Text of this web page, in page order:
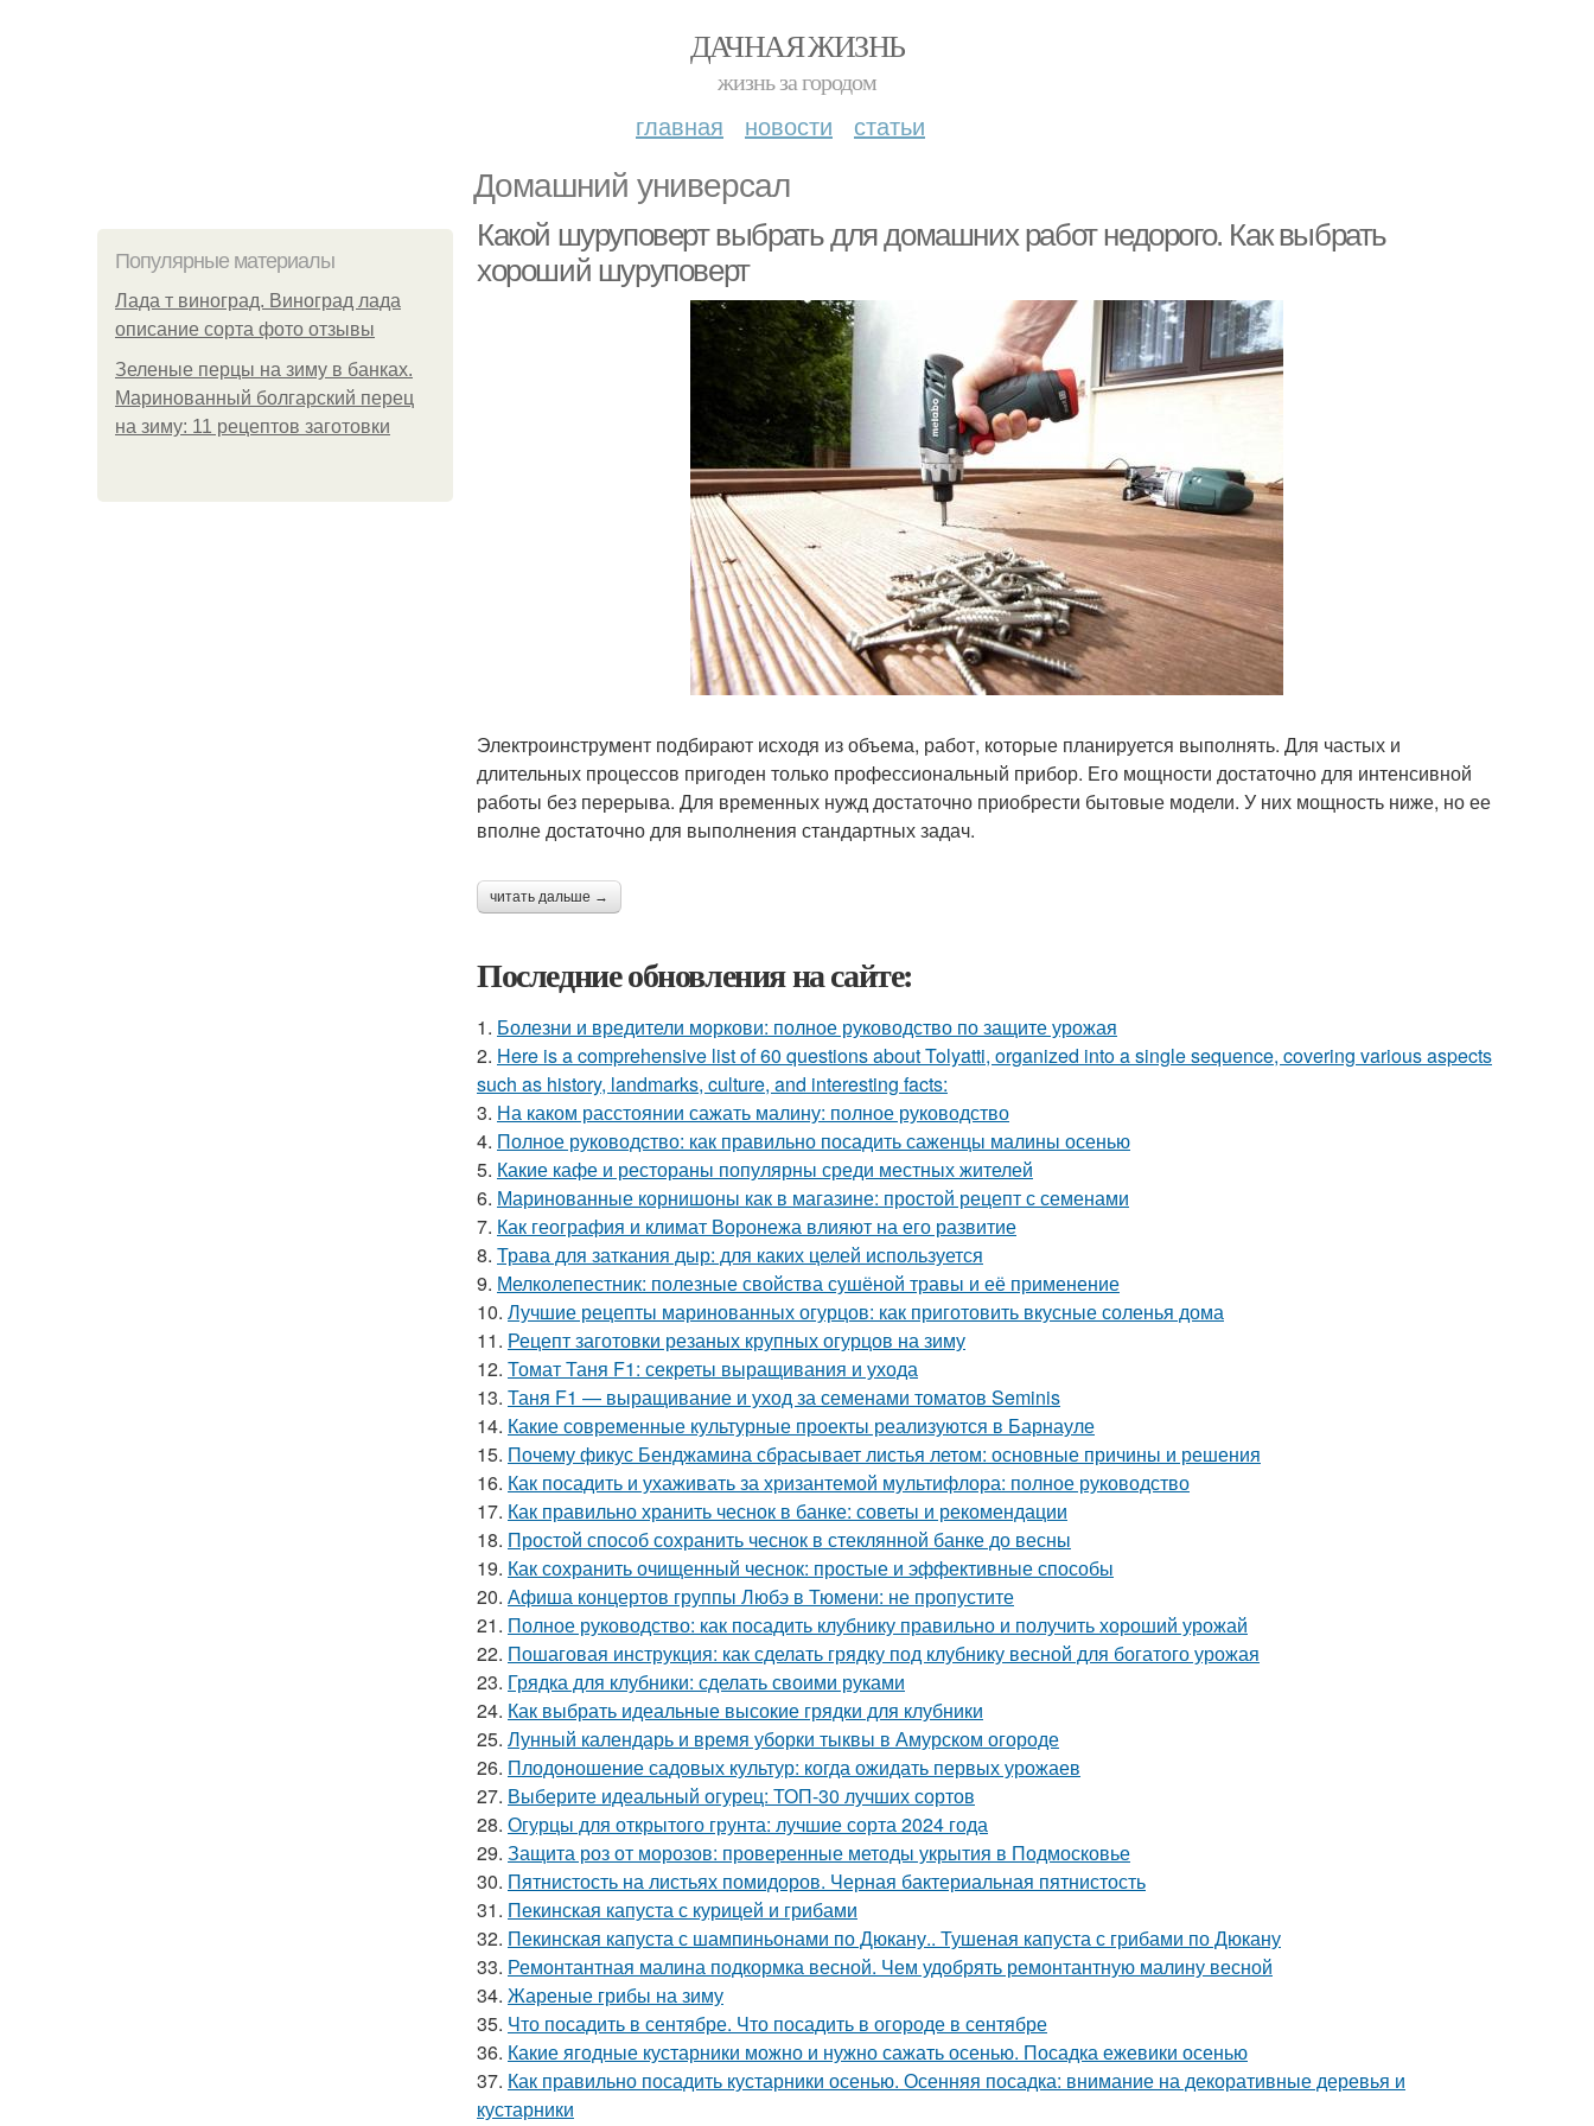
ДАЧНАЯ ЖИЗНЬ
жизнь за городом
главная новости статьи
Домашний универсал
Популярные материалы
Лада т виноград. Виноград лада
описание сорта фото отзывы
Зеленые перцы на зиму в банках.
Маринованный болгарский перец
на зиму: 11 рецептов заготовки
Какой шуруповерт выбрать для домашних работ недорого. Как выбрать
хороший шуруповерт
Электроинструмент подбирают исходя из объема, работ, которые планируется выполнять. Для частых и
длительных процессов пригоден только профессиональный прибор. Его мощности достаточно для интенсивной
работы без перерыва. Для временных нужд достаточно приобрести бытовые модели. У них мощность ниже, но ее
вполне достаточно для выполнения стандартных задач.
читать дальше →
Последние обновления на сайте:
1. Болезни и вредители моркови: полное руководство по защите урожая
2. Here is a comprehensive list of 60 questions about Tolyatti, organized into a single sequence, covering various aspects
such as history, landmarks, culture, and interesting facts:
3. На каком расстоянии сажать малину: полное руководство
4. Полное руководство: как правильно посадить саженцы малины осенью
5. Какие кафе и рестораны популярны среди местных жителей
6. Маринованные корнишоны как в магазине: простой рецепт с семенами
7. Как география и климат Воронежа влияют на его развитие
8. Трава для заткания дыр: для каких целей используется
9. Мелколепестник: полезные свойства сушёной травы и её применение
10. Лучшие рецепты маринованных огурцов: как приготовить вкусные соленья дома
11. Рецепт заготовки резаных крупных огурцов на зиму
12. Томат Таня F1: секреты выращивания и ухода
13. Таня F1 — выращивание и уход за семенами томатов Seminis
14. Какие современные культурные проекты реализуются в Барнауле
15. Почему фикус Бенджамина сбрасывает листья летом: основные причины и решения
16. Как посадить и ухаживать за хризантемой мультифлора: полное руководство
17. Как правильно хранить чеснок в банке: советы и рекомендации
18. Простой способ сохранить чеснок в стеклянной банке до весны
19. Как сохранить очищенный чеснок: простые и эффективные способы
20. Афиша концертов группы Любэ в Тюмени: не пропустите
21. Полное руководство: как посадить клубнику правильно и получить хороший урожай
22. Пошаговая инструкция: как сделать грядку под клубнику весной для богатого урожая
23. Грядка для клубники: сделать своими руками
24. Как выбрать идеальные высокие грядки для клубники
25. Лунный календарь и время уборки тыквы в Амурском огороде
26. Плодоношение садовых культур: когда ожидать первых урожаев
27. Выберите идеальный огурец: ТОП-30 лучших сортов
28. Огурцы для открытого грунта: лучшие сорта 2024 года
29. Защита роз от морозов: проверенные методы укрытия в Подмосковье
30. Пятнистость на листьях помидоров. Черная бактериальная пятнистость
31. Пекинская капуста с курицей и грибами
32. Пекинская капуста с шампиньонами по Дюкану.. Тушеная капуста с грибами по Дюкану
33. Ремонтантная малина подкормка весной. Чем удобрять ремонтантную малину весной
34. Жареные грибы на зиму
35. Что посадить в сентябре. Что посадить в огороде в сентябре
36. Какие ягодные кустарники можно и нужно сажать осенью. Посадка ежевики осенью
37. Как правильно посадить кустарники осенью. Осенняя посадка: внимание на декоративные деревья и
кустарники